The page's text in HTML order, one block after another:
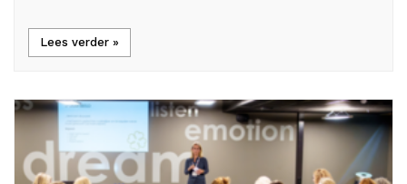
Lees verder »